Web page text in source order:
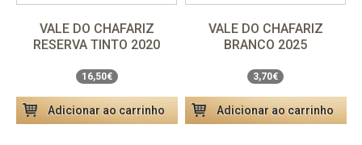
VALE DO CHAFARIZ
RESERVA TINTO 2020
16,50€
Pack Especial 1,5L
Adicionar ao carrinho
VALE DO CHAFARIZ
BRANCO 2025
3,70€
Unidade 3,70€
Pack 6 Garrafas
Adicionar ao carrinho